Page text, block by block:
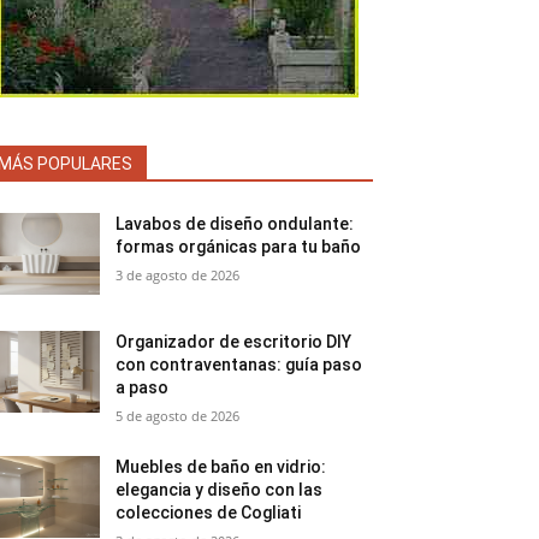
MÁS POPULARES
Lavabos de diseño ondulante:
formas orgánicas para tu baño
3 de agosto de 2026
Organizador de escritorio DIY
con contraventanas: guía paso
a paso
5 de agosto de 2026
Muebles de baño en vidrio:
elegancia y diseño con las
colecciones de Cogliati